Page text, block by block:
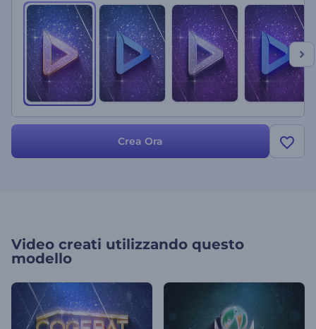
Crea Ora
Video creati utilizzando questo
modello